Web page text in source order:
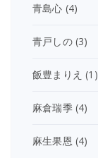
青島心 (4)
青戸しの(3)
飯豊まりえ (1)
麻倉瑞季(4)
麻生果恩 (4)